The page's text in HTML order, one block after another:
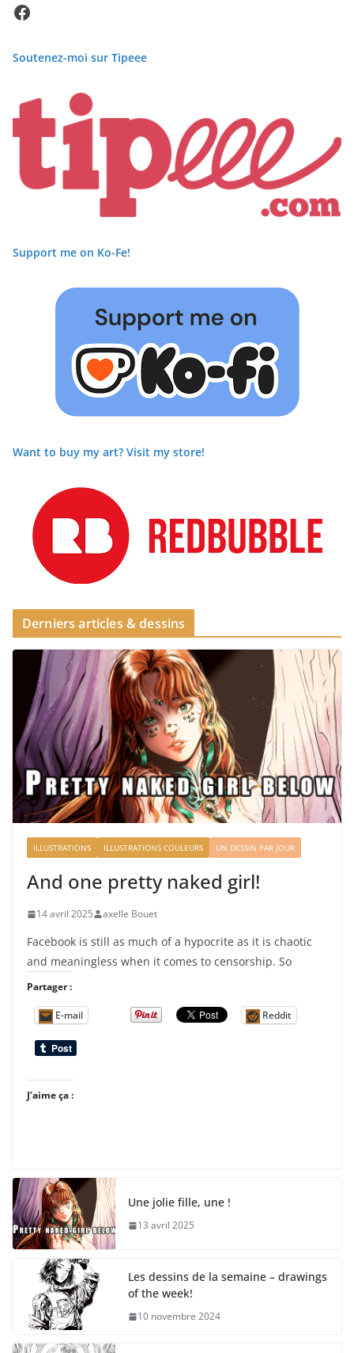
Facebook
Soutenez-moi sur Tipeee
Support me on Ko-Fe!
Want to buy my art? Visit my store!
Derniers articles & dessins
ILLUSTRATIONS ILLUSTRATIONS COULEURS UN DESSIN PAR JOUR
And one pretty naked girl!
14 avril 2025 axelle Bouet
Facebook is still as much of a hypocrite as it is chaotic
and meaningless when it comes to censorship. So
Partager :
E-mail Reddit
J’aime ça :
Une jolie fille, une !
13 avril 2025
Les dessins de la semaine – drawings
of the week!
10 novembre 2024